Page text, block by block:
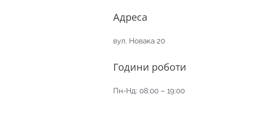
Адреса
вул. Новака 20
Години роботи
Пн-Нд: 08:00 – 19:00